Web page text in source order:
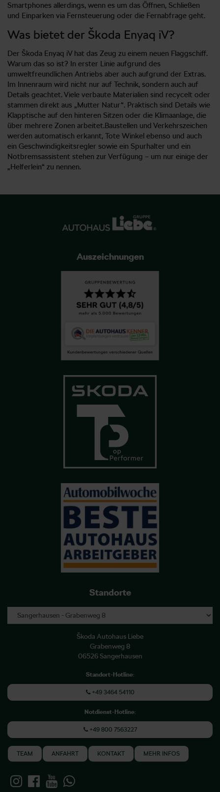
Smartphones allerdings, wenn es um das Öffnen, Schließen
und Einparken via Fernsteuerung oder die Fernabfrage geht.
Was bietet der Škoda Enyaq iV?
Der Škoda Enyaq iV hat das Zeug zu einem neuen Flaggschiff.
Warum das so ist? In erster Linie aufgrund des
umweltfreundlichen Antriebs aber auch aufgrund der Extras.
Im Innenraum wird nicht nur auf Technik, sondern auch auf
Details geachtet. Viele verbaute Materialien sind recycelt oder
stammen direkt aus „Mutter Natur“. Praktisch sind Details wie
Klapptische auf den hinteren Sitzen oder die Klimaanlage, die
über mehrere Zonen arbeitet.Baustellen und Verkehrszeichen
werden automatisch erkannt, Tote Winkel ebenso und auch
ein Geschwindigkeitsregler sowie ein Spurhalter und ein
Notbremsassistent stehen zur Verfügung – um nur einige der
„Helferlein“ zu nennen.
Auszeichnungen
Standorte
Škoda Autohaus Liebe
Grabenweg 8
06526 Sangerhausen
Standort-Hotline:
+49 3464 54110
Notdienst-Hotline:
+49 800 7563227
TEAM ANFAHRT KONTAKT MEHR INFOS